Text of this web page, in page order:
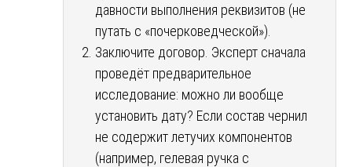
давности выполнения реквизитов (не
путать с «почерковедческой»).
Заключите договор. Эксперт сначала
проведёт предварительное
исследование: можно ли вообще
установить дату? Если состав чернил
не содержит летучих компонентов
(например, гелевая ручка с